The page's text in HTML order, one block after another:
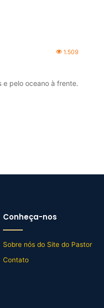
1.509
pelo oceano à frente.
Conheça-nos
Sobre nós do Site do Pastor
Contato